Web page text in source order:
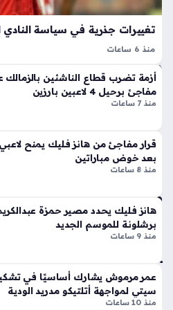
ر
الج
ط
لا
ق
ونت
ها
الج
دة
ذا
ت
الإث
شر
أس
يته
م
بال
دو
ري
منذ
سا
واح
دة
مبت
كر
ون
شب
اب
يط
وع
ون
منذ 6 ساعات
للاعبين خلال الفترة المقبلة، حيث
العلاقة التعاقدية بعيدًا عن الالتزامات
أزمة تضرب قطاع الناشئين بالزمالك
مفاجئ برحيل 4 لاعبين بارزين
منذ 7 ساعات
قرار مفاجئ من هانز فليك يمنح
بعد خوض مباراتين
منذ 8 ساعات
هانز فليك يحدد مصير حمزة
برشلونة للموسم الجديد
منذ 9 ساعات
عمر مرموش يشارك أساسيًا في
سيتي لمواجهة أتلتيكو مدريد الودية
منذ 10 ساعات